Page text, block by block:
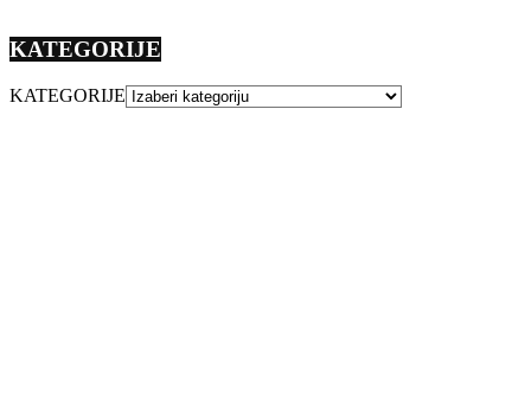
KATEGORIJE
KATEGORIJE